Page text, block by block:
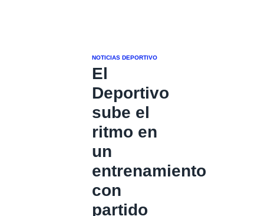
NOTICIAS DEPORTIVO
El
Deportivo
sube el
ritmo en
un
entrenamiento
con
partido